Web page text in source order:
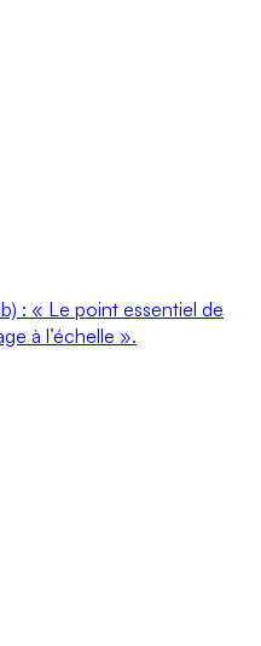
: « Le point essentiel de
à l’échelle ».